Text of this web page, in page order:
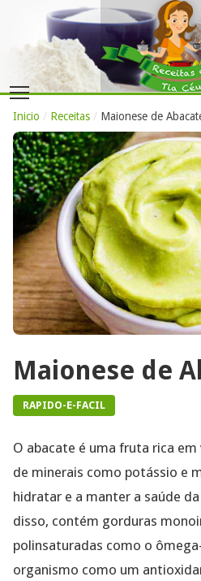
Inicio / Receitas / Maionese de
Maionese de
RAPIDO-E-FACIL
O abacate é uma fruta rica em
de minerais como potássio e
hidratar e a manter a saúde
disso, contém gorduras
polinsaturadas como o
organismo como um